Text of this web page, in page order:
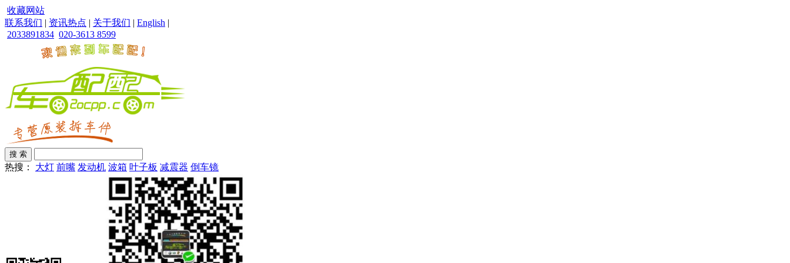
收藏网站
联系我们 | 资讯热点 | 关于我们 | English |
2033891834 020-3613 8599
热搜： 大灯 前嘴 发动机 波箱 叶子板 减震器 倒车镜